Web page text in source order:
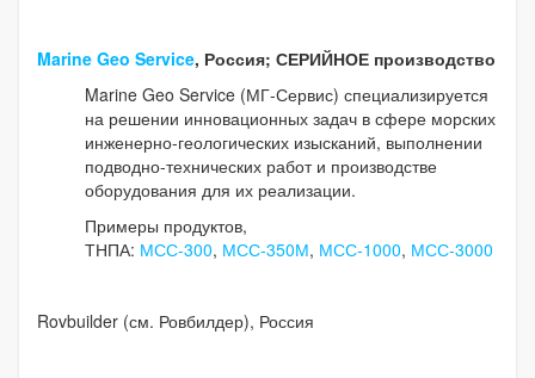
Marine Geo Service, Россия; СЕРИЙНОЕ производство
Marine Geo Service (МГ-Сервис) специализируется
на решении инновационных задач в сфере морских
инженерно-геологических изысканий, выполнении
подводно-технических работ и производстве
оборудования для их реализации.
Примеры продуктов,
ТНПА: МСС-300, МСС-350М, МСС-1000, МСС-3000
Rovbuilder (см. Ровбилдер), Россия